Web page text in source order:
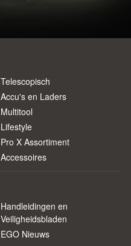
Telescopisch
Accu's en Laders
Multitool
Lifestyle
Pro X Assortiment
Accessoires
Handleidingen en
Veiligheidsbladen
EGO Nieuws